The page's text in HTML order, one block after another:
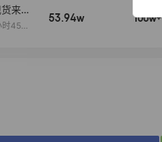
来了
45分
53.94w 100w+